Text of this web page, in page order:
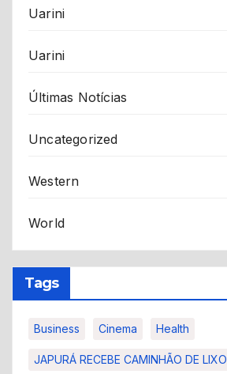
Uarini
Uarini
Últimas Notícias
Uncategorized
Western
World
Tags
Business Cinema Health
JAPURÁ RECEBE CAMINHÃO DE LIXO